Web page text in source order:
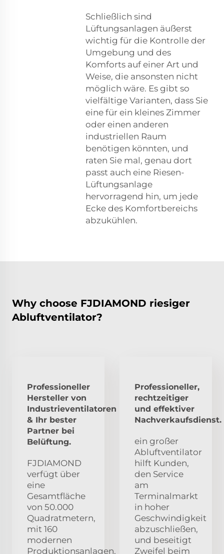
Schließlich sind
Lüftungsanlagen äußerst
wichtig für die Kontrolle der
Umgebung und des
Komforts auf einer Art und
Weise, die ansonsten nicht
möglich wäre. Es gibt so
vielfältige Varianten, dass Sie
eine für ein kleines Zimmer
oder einen anderen
industriellen Raum
benötigen könnten, und
raten Sie mal, genau dort
passt auch eine Riesen-
Lüftungsanlage
hervorragend hin, um jede
Ecke des Komfortbereichs
abzukühlen.
Why choose FJDIAMOND riesiger
Abluftventilator?
Professioneller
Hersteller von
Industrieventilatoren
& Ihr bester
Partner bei
Belüftung.
FJDIAMOND
verfügt über
eine
Gesamtfläche
von 50.000
Quadratmetern,
mit 160
modernen
Produktionsanlagen,
Professioneller,
rechtzeitiger
und effektiver
Nachverkaufsdienst.
ein großer
Abluftventilator
hilft Kunden,
den Service
am
Terminalmarkt
in hoher
Geschwindigkeit
abzuschließen,
und beseitigt
Zweifel beim